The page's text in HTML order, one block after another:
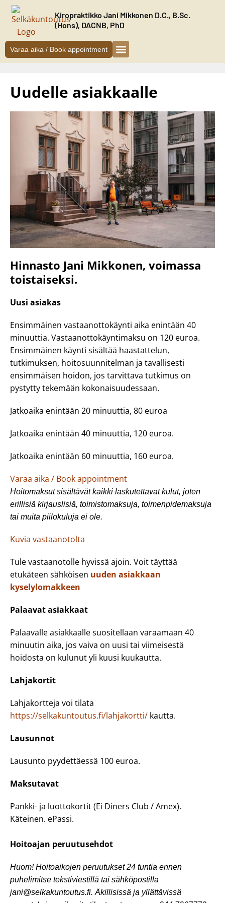
Siirry
sisältöön
Kiropraktikko Jani Mikkonen D.C., B.Sc.
(Hons), DACNB, PhD
Varaa aika / Book appointment
Uudelle asiakkaalle
Hinnasto Jani Mikkonen, voimassa
toistaiseksi.
Uusi asiakas
Ensimmäinen vastaanottokäynti aika enintään 40
minuuttia. Vastaanottokäyntimaksu on 120 euroa.
Ensimmäinen käynti sisältää haastattelun,
tutkimuksen, hoitosuunnitelman ja tavallisesti
ensimmäisen hoidon, jos tarvittava tutkimus on
pystytty tekemään kokonaisuudessaan.
Jatkoaika enintään 20 minuuttia, 80 euroa
Jatkoaika enintään 40 minuuttia, 120 euroa.
Jatkoaika enintään 60 minuuttia, 160 euroa.
Varaa aika / Book appointment
Hoitomaksut sisältävät kaikki laskutettavat kulut, joten
erillisiä kirjauslisiä, toimistomaksuja, toimenpidemaksuja
tai muita piilokuluja ei ole.
Kuvia vastaanotolta
Tule vastaanotolle hyvissä ajoin. Voit täyttää
etukäteen sähköisen uuden asiakkaan
kyselylomakkeen
Palaavat asiakkaat
Palaavalle asiakkaalle suositellaan varaamaan 40
minuutin aika, jos vaiva on uusi tai viimeisestä
hoidosta on kulunut yli kuusi kuukautta.
Lahjakortit
Lahjakortteja voi tilata
https://selkakuntoutus.fi/lahjakortti/ kautta.
Lausunnot
Lausunto pyydettäessä 100 euroa.
Maksutavat
Pankki- ja luottokortit (Ei Diners Club / Amex).
Käteinen. ePassi.
Hoitoajan peruutusehdot
Huom! Hoitoaikojen peruutukset 24 tuntia ennen
puhelimitse tekstiviestillä tai sähköpostilla
jani@selkakuntoutus.fi. Äkillisissä ja yllättävissä